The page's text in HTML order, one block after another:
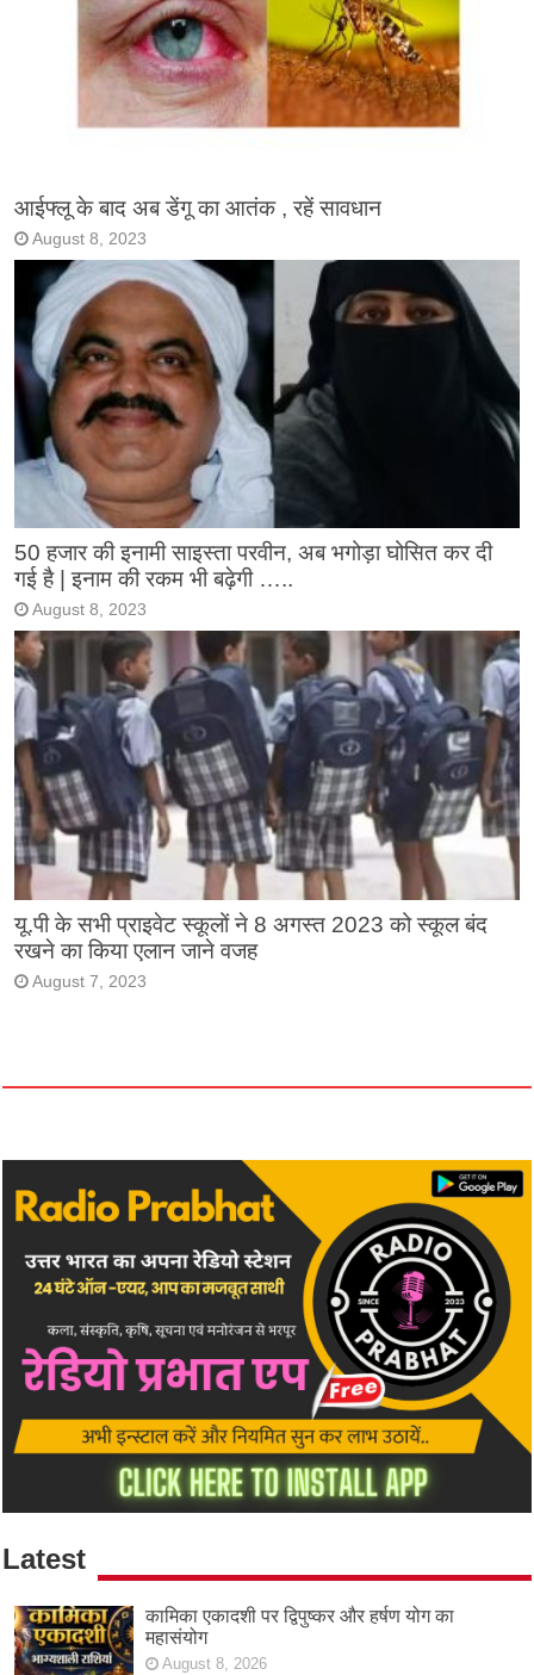
आईफ्लू के बाद अब डेंगू का आतंक , रहें सावधान
August 8, 2023
50 हजार की इनामी साइस्ता परवीन, अब भगोड़ा घोसित कर दी
गई है | इनाम की रकम भी बढ़ेगी …..
August 8, 2023
यू.पी के सभी प्राइवेट स्कूलों ने 8 अगस्त 2023 को स्कूल बंद
रखने का किया एलान जाने वजह
August 7, 2023
Latest
कामिका एकादशी पर द्विपुष्कर और हर्षण योग का
महासंयोग
August 8, 2026